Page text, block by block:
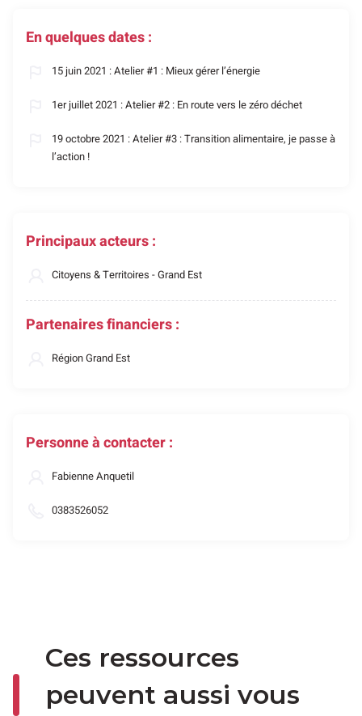
En quelques dates :
15 juin 2021 : Atelier #1 : Mieux gérer l’énergie
1er juillet 2021 : Atelier #2 : En route vers le zéro déchet
19 octobre 2021 : Atelier #3 : Transition alimentaire, je passe à
l’action !
Principaux acteurs :
Citoyens & Territoires - Grand Est
Partenaires financiers :
Région Grand Est
Personne à contacter :
Fabienne Anquetil
0383526052
Ces ressources
peuvent aussi vous